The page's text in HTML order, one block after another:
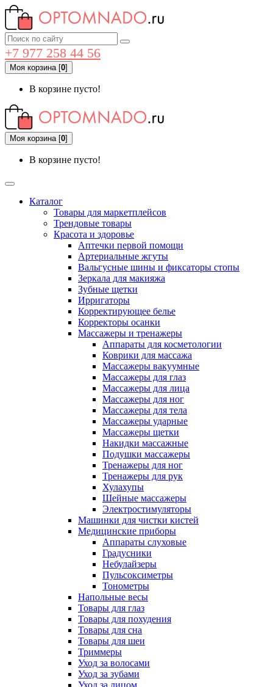
+7 977 258 44 56
Моя корзина[0]
В корзине пусто!
Моя корзина[0]
В корзине пусто!
Каталог
Товары для маркетплейсов
Трендовые товары
Красота и здоровье
Аптечки первой помощи
Артериальные жгуты
Вальгусные шины и фиксаторы стопы
Зеркала для макияжа
Зубные щетки
Ирригаторы
Корректирующее белье
Корректоры осанки
Массажеры и тренажеры
Аппараты для косметологии
Коврики для массажа
Массажеры вакуумные
Массажеры для глаз
Массажеры для лица
Массажеры для ног
Массажеры для тела
Массажеры ударные
Массажеры щетки
Накидки массажные
Подушки массажеры
Тренажеры для ног
Тренажеры для рук
Хулахупы
Шейные массажеры
Электростимуляторы
Машинки для чистки кистей
Медицинские приборы
Аппараты слуховые
Градусники
Небулайзеры
Пульсоксиметры
Тонометры
Напольные весы
Товары для глаз
Товары для похудения
Товары для сна
Товары для шеи
Триммеры
Уход за волосами
Уход за зубами
Уход за лицом